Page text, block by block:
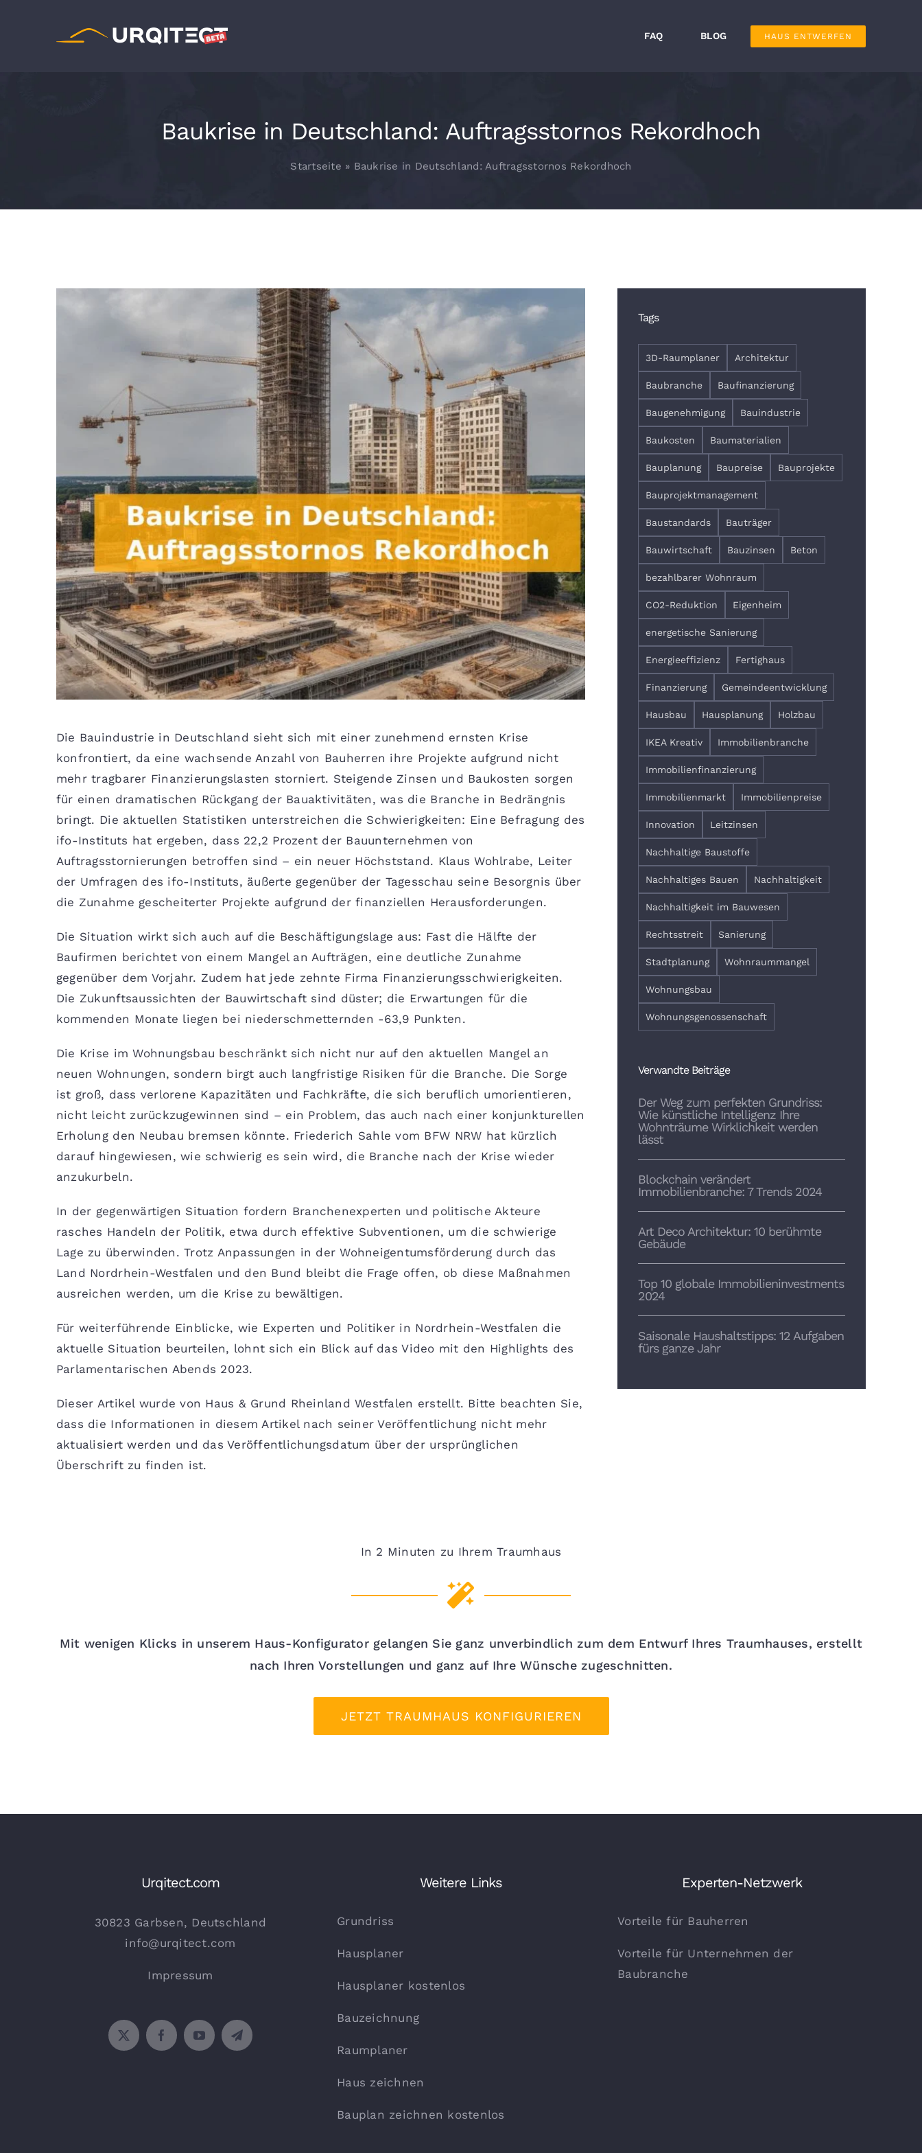
FAQ BLOG HAUS ENTWERFEN
Baukrise in Deutschland: Auftragsstornos Rekordhoch
Startseite » Baukrise in Deutschland: Auftragsstornos Rekordhoch
Die Bauindustrie in Deutschland sieht sich mit einer zunehmend ernsten Krise
konfrontiert, da eine wachsende Anzahl von Bauherren ihre Projekte aufgrund nicht
mehr tragbarer Finanzierungslasten storniert. Steigende Zinsen und Baukosten sorgen
für einen dramatischen Rückgang der Bauaktivitäten, was die Branche in Bedrängnis
bringt. Die aktuellen Statistiken unterstreichen die Schwierigkeiten: Eine Befragung des
ifo-Instituts hat ergeben, dass 22,2 Prozent der Bauunternehmen von
Auftragsstornierungen betroffen sind – ein neuer Höchststand. Klaus Wohlrabe, Leiter
der Umfragen des ifo-Instituts, äußerte gegenüber der Tagesschau seine Besorgnis über
die Zunahme gescheiterter Projekte aufgrund der finanziellen Herausforderungen.
Die Situation wirkt sich auch auf die Beschäftigungslage aus: Fast die Hälfte der
Baufirmen berichtet von einem Mangel an Aufträgen, eine deutliche Zunahme
gegenüber dem Vorjahr. Zudem hat jede zehnte Firma Finanzierungsschwierigkeiten.
Die Zukunftsaussichten der Bauwirtschaft sind düster; die Erwartungen für die
kommenden Monate liegen bei niederschmetternden -63,9 Punkten.
Die Krise im Wohnungsbau beschränkt sich nicht nur auf den aktuellen Mangel an
neuen Wohnungen, sondern birgt auch langfristige Risiken für die Branche. Die Sorge
ist groß, dass verlorene Kapazitäten und Fachkräfte, die sich beruflich umorientieren,
nicht leicht zurückzugewinnen sind – ein Problem, das auch nach einer konjunkturellen
Erholung den Neubau bremsen könnte. Friederich Sahle vom BFW NRW hat kürzlich
darauf hingewiesen, wie schwierig es sein wird, die Branche nach der Krise wieder
anzukurbeln.
In der gegenwärtigen Situation fordern Branchenexperten und politische Akteure
rasches Handeln der Politik, etwa durch effektive Subventionen, um die schwierige
Lage zu überwinden. Trotz Anpassungen in der Wohneigentumsförderung durch das
Land Nordrhein-Westfalen und den Bund bleibt die Frage offen, ob diese Maßnahmen
ausreichen werden, um die Krise zu bewältigen.
Für weiterführende Einblicke, wie Experten und Politiker in Nordrhein-Westfalen die
aktuelle Situation beurteilen, lohnt sich ein Blick auf das Video mit den Highlights des
Parlamentarischen Abends 2023.
Dieser Artikel wurde von Haus & Grund Rheinland Westfalen erstellt. Bitte beachten Sie,
dass die Informationen in diesem Artikel nach seiner Veröffentlichung nicht mehr
aktualisiert werden und das Veröffentlichungsdatum über der ursprünglichen
Überschrift zu finden ist.
Tags
3D-Raumplaner Architektur
Baubranche Baufinanzierung
Baugenehmigung Bauindustrie
Baukosten Baumaterialien
Bauplanung Baupreise Bauprojekte
Bauprojektmanagement
Baustandards Bauträger
Bauwirtschaft Bauzinsen Beton
bezahlbarer Wohnraum
CO2-Reduktion Eigenheim
energetische Sanierung
Energieeffizienz Fertighaus
Finanzierung Gemeindeentwicklung
Hausbau Hausplanung Holzbau
IKEA Kreativ Immobilienbranche
Immobilienfinanzierung
Immobilienmarkt Immobilienpreise
Innovation Leitzinsen
Nachhaltige Baustoffe
Nachhaltiges Bauen Nachhaltigkeit
Nachhaltigkeit im Bauwesen
Rechtsstreit Sanierung
Stadtplanung Wohnraummangel
Wohnungsbau
Wohnungsgenossenschaft
Verwandte Beiträge
Der Weg zum perfekten Grundriss:
Wie künstliche Intelligenz Ihre
Wohnträume Wirklichkeit werden
lässt
Blockchain verändert
Immobilienbranche: 7 Trends 2024
Art Deco Architektur: 10 berühmte
Gebäude
Top 10 globale Immobilieninvestments
2024
Saisonale Haushaltstipps: 12 Aufgaben
fürs ganze Jahr
In 2 Minuten zu Ihrem Traumhaus
Mit wenigen Klicks in unserem Haus-Konfigurator gelangen Sie ganz unverbindlich zum dem Entwurf Ihres Traumhauses, erstellt
nach Ihren Vorstellungen und ganz auf Ihre Wünsche zugeschnitten.
JETZT TRAUMHAUS KONFIGURIEREN
Urqitect.com
30823 Garbsen, Deutschland
info@urqitect.com
Impressum
Weitere Links
Grundriss
Hausplaner
Hausplaner kostenlos
Bauzeichnung
Raumplaner
Haus zeichnen
Bauplan zeichnen kostenlos
Experten-Netzwerk
Vorteile für Bauherren
Vorteile für Unternehmen der
Baubranche